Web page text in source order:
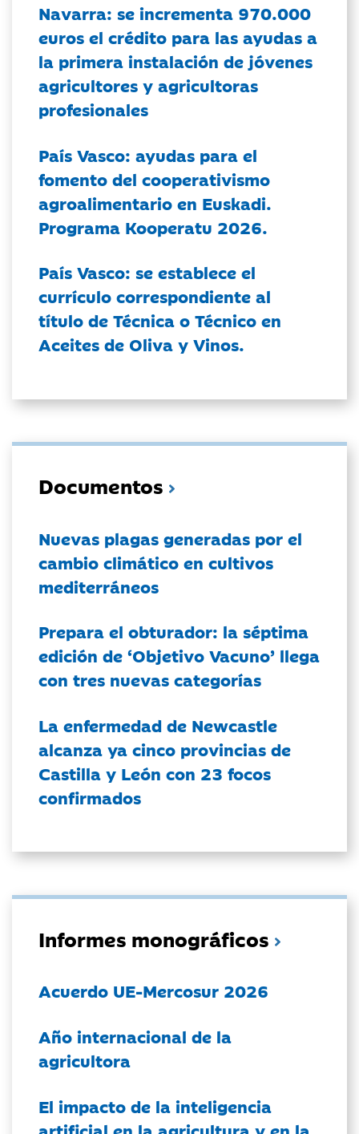
Navarra: se incrementa 970.000
euros el crédito para las ayudas a
la primera instalación de jóvenes
agricultores y agricultoras
profesionales
País Vasco: ayudas para el
fomento del cooperativismo
agroalimentario en Euskadi.
Programa Kooperatu 2026.
País Vasco: se establece el
currículo correspondiente al
título de Técnica o Técnico en
Aceites de Oliva y Vinos.
Documentos
Nuevas plagas generadas por el
cambio climático en cultivos
mediterráneos
Prepara el obturador: la séptima
edición de ‘Objetivo Vacuno’ llega
con tres nuevas categorías
La enfermedad de Newcastle
alcanza ya cinco provincias de
Castilla y León con 23 focos
confirmados
Informes monográficos
Acuerdo UE-Mercosur 2026
Año internacional de la
agricultora
El impacto de la inteligencia